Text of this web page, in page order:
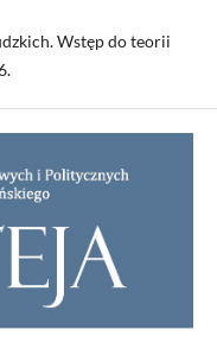
Wstęp do teorii